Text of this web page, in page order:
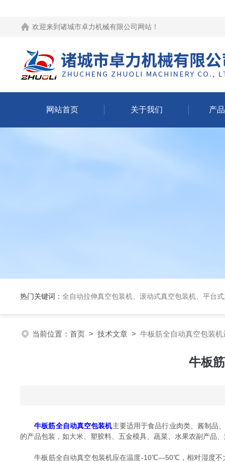
欢迎来到 诸城市卓力机械有限公司网站 ！
网站首页 关于我们 产
热门关键词： 全自动拉伸真空包装机、滚动式真空包装机、平台式真空包装机、大米定量
当前位置： 首页 > 技术文章 > 牛板筋全自动真空包装
牛板
牛板筋全自动真空包装机主要适用于食品行业肉类、酱制品
的产品包装，如大米、塑胶料、五金模具、蔬菜、水果农副产品
牛板筋全自动真空包装机应在温度-10℃—50℃，相对湿度不大